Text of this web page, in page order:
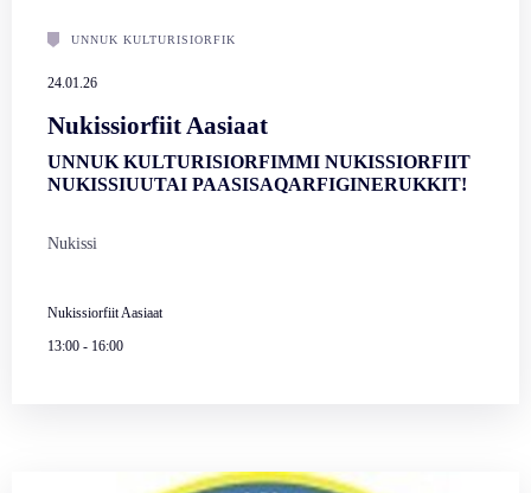
UNNUK KULTURISIORFIK
24.01.26
Nukissiorfiit Aasiaat
UNNUK KULTURISIORFIMMI NUKISSIORFIIT
NUKISSIUUTAI PAASISAQARFIGINERUKKIT!
Nukissi
Nukissiorfiit Aasiaat
13:00 - 16:00